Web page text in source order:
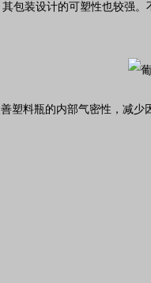
包装设计的可塑性也较强。
塑料瓶的内部气密性，减